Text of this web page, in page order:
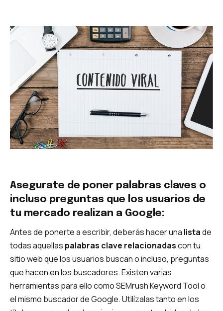
Asegurate de poner palabras claves o
incluso preguntas que los usuarios de
tu mercado realizan a Google:
Antes de ponerte a escribir, deberás hacer una listade
todas aquellas palabras clave relacionadascon tu
sitio web que los usuarios buscan o incluso, preguntas
que hacen en los buscadores. Existen varias
herramientas para ello como SEMrush Keyword Tool o
el mismo buscador de Google. Utilízalas tanto en los